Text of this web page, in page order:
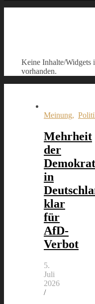
Keine Inhalte/Widgets
vorhanden.
Meinung,
Mehrheit
der
in
klar
für
AfD-
Verbot
5.
Juli
2026
/